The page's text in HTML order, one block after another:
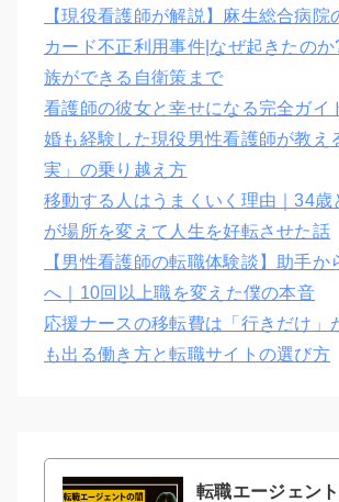
【現役看護師が解説】麻生総合病院
カード不正利用事件|なぜ起きたの
族ができる自衛策まで
看護師の彼女と幸せになる完全ガイ
婚も経験した現役男性看護師が教え
実」の乗り越え方
移動する人はうまくいく理由｜34歳
が場所を変えて人生を好転させた話
【男性看護師の転職体験談】助手か
へ｜10回以上職を変えた僕の本音
応援ナースの移転費は「行きだけ」
も出る働き方と転職サイトの選び方
転職エージェン